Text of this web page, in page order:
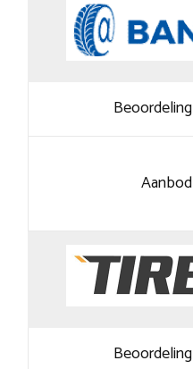
Beoordeling
Aanbod
Beoordeling